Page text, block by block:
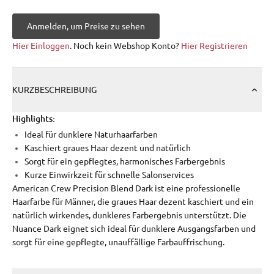
Anmelden, um Preise zu sehen
Hier Einloggen. Noch kein Webshop Konto? Hier Registrieren
KURZBESCHREIBUNG
Highlights:
Ideal für dunklere Naturhaarfarben
Kaschiert graues Haar dezent und natürlich
Sorgt für ein gepflegtes, harmonisches Farbergebnis
Kurze Einwirkzeit für schnelle Salonservices
American Crew Precision Blend Dark ist eine professionelle
Haarfarbe für Männer, die graues Haar dezent kaschiert und ein
natürlich wirkendes, dunkleres Farbergebnis unterstützt. Die
Nuance Dark eignet sich ideal für dunklere Ausgangsfarben und
sorgt für eine gepflegte, unauffällige Farbauffrischung.